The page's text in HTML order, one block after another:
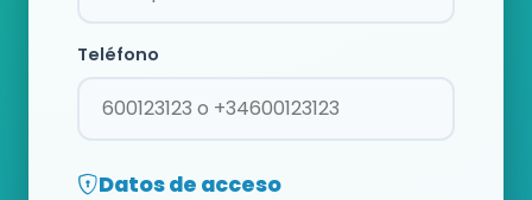
Teléfono
Datos de acceso